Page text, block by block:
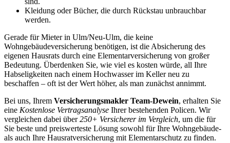
Kleidung oder Bücher, die durch Rückstau unbrauchbar
werden.
Gerade für Mieter in Ulm/Neu-Ulm, die keine
Wohngebäudeversicherung benötigen, ist die Absicherung des
eigenen Hausrats durch eine Elementarversicherung von großer
Bedeutung. Überdenken Sie, wie viel es kosten würde, all Ihre
Habseligkeiten nach einem Hochwasser im Keller neu zu
beschaffen – oft ist der Wert höher, als man zunächst annimmt.
Bei uns, Ihrem Versicherungsmakler Team-Dewein, erhalten Sie
eine Kostenlose Vertragsanalyse Ihrer bestehenden Policen. Wir
vergleichen dabei über250+ Versicherer im Vergleich, um die für
Sie beste und preiswerteste Lösung sowohl für Ihre Wohngebäude-
als auch Ihre Hausratversicherung mit Elementarschutz zu finden.